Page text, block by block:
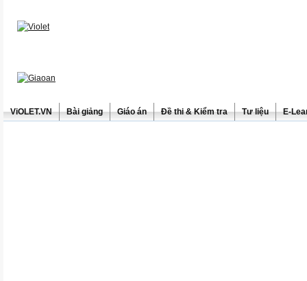
ViOLET.VN Bài giảng Giáo án Đề thi & Kiểm tra Tư liệu E-